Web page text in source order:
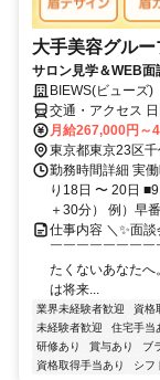
大手美容グル
サロン見学＆WEB面
BIEWS(ビューズ
交通・アクセス
月給267,000円～
東京都東京23区
勤務時間詳細 実
り18日 〜 20日
＋30分） 例）早
仕事内容 ＼✨面
￣￣￣￣￣￣￣
たくないあなた
は将来...
業界未経験者歓迎 資格
未経験者歓迎
住宅手当
研修あり
賞与あり ブ
資格取得手当あり
シフ